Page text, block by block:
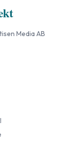
Media AB